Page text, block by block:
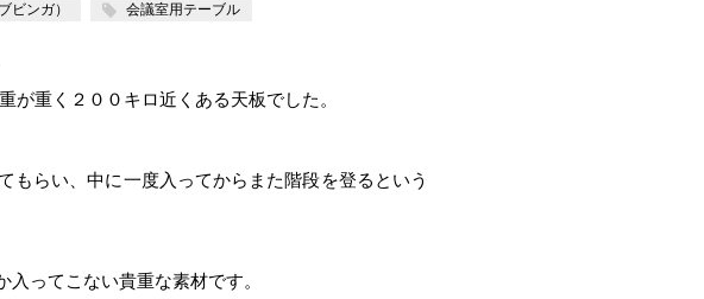
ビンガ） 会議室用テーブル
重く２００キロ近くある天板でした。
らい、中に一度入ってからまた階段を登るという
ってこない貴重な素材です。